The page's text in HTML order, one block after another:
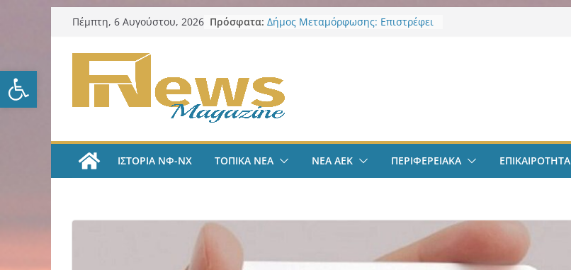
Ανοίξτε τη γραμμή εργαλείων
Μετάβαση
περιεχόμενο
Πέμπτη, 6 Αυγούστου, 2026 Πρόσφατα: Δήμος Μεταμόρφωσης: Επιστρέφει
αλλαγή του νομοθετικού πλαισιου
ΑΕΚ Ποδόσφαιρο: Στην Αθήνα ο
Μίλαν Βιτάλις – Περνά ιατρικά,
υπογράφει τετραετές συμβόλαιο
Αυτοκρατορία” #77 με ανοιχτές
γραμμές με Γιάννη Ευστρατιάδη
Πραγματοποιήθηκε η πρώτη
ενόψει της νέας αγωνιστικής σεζόν
Δήμος Νέας Ιωνίας: Ασπίδα
ΙΣΤΟΡΙΑ ΝΦ-ΝΧ ΤΟΠΙΚΑ ΝΕΑ ΝΕΑ ΑΕΚ ΠΕΡΙΦΕΡΕΙΑΚΑ ΕΠΙΚΑΙΡΟΤΗΤΑ